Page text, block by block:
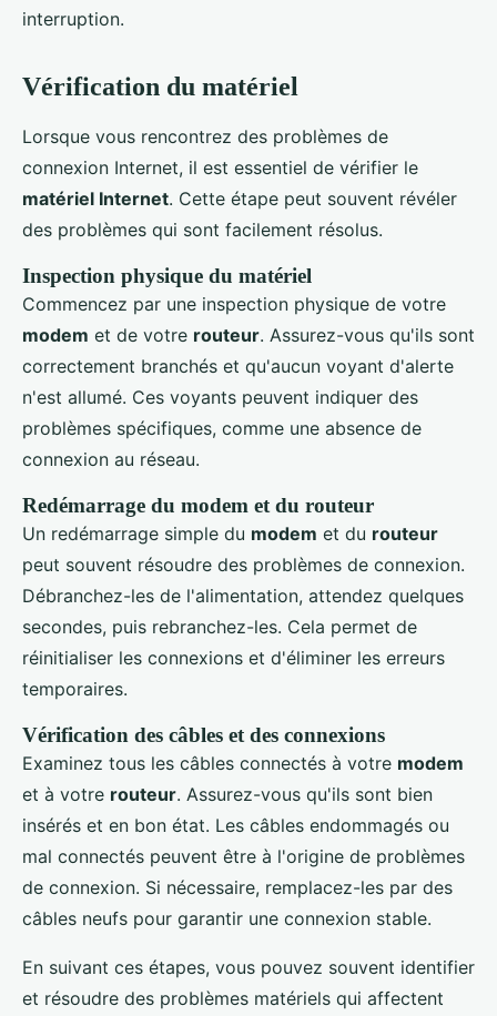
interruption.
Vérification du matériel
Lorsque vous rencontrez des problèmes de
connexion Internet, il est essentiel de vérifier le
matériel Internet. Cette étape peut souvent révéler
des problèmes qui sont facilement résolus.
Inspection physique du matériel
Commencez par une inspection physique de votre
modem et de votre routeur. Assurez-vous qu'ils sont
correctement branchés et qu'aucun voyant d'alerte
n'est allumé. Ces voyants peuvent indiquer des
problèmes spécifiques, comme une absence de
connexion au réseau.
Redémarrage du modem et du routeur
Un redémarrage simple du modem et du routeur
peut souvent résoudre des problèmes de connexion.
Débranchez-les de l'alimentation, attendez quelques
secondes, puis rebranchez-les. Cela permet de
réinitialiser les connexions et d'éliminer les erreurs
temporaires.
Vérification des câbles et des connexions
Examinez tous les câbles connectés à votre modem
et à votre routeur. Assurez-vous qu'ils sont bien
insérés et en bon état. Les câbles endommagés ou
mal connectés peuvent être à l'origine de problèmes
de connexion. Si nécessaire, remplacez-les par des
câbles neufs pour garantir une connexion stable.
En suivant ces étapes, vous pouvez souvent identifier
et résoudre des problèmes matériels qui affectent